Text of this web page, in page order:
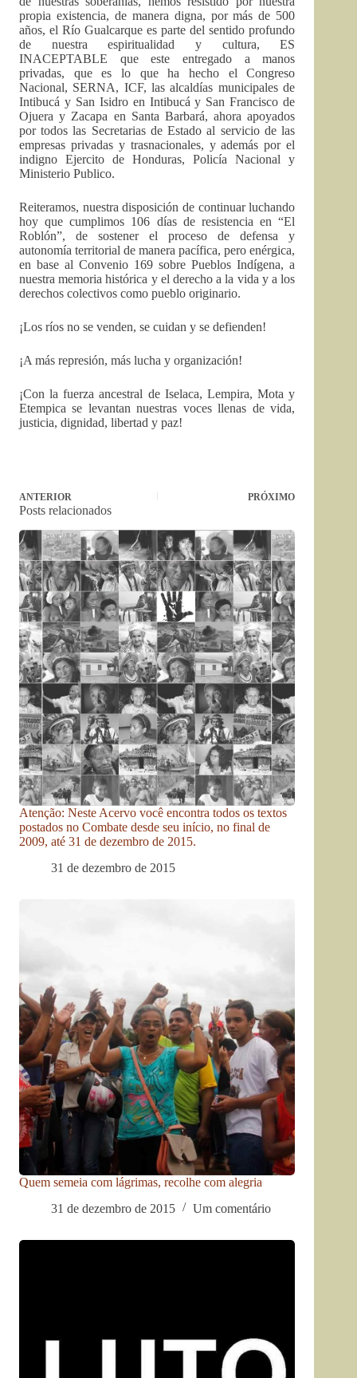
propia existencia, de manera digna, por más de 500
años, el Río Gualcarque es parte del sentido profundo
de nuestra espiritualidad y cultura, ES
INACEPTABLE que este entregado a manos
privadas, que es lo que ha hecho el Congreso
Nacional, SERNA, ICF, las alcaldías municipales de
Intibucá y San Isidro en Intibucá y San Francisco de
Ojuera y Zacapa en Santa Barbará, ahora apoyados
por todos las Secretarias de Estado al servicio de las
empresas privadas y trasnacionales, y además por el
indigno Ejercito de Honduras, Policía Nacional y
Ministerio Publico.
Reiteramos, nuestra disposición de continuar luchando
hoy que cumplimos 106 días de resistencia en “El
Roblón”, de sostener el proceso de defensa y
autonomía territorial de manera pacífica, pero enérgica,
en base al Convenio 169 sobre Pueblos Indígena, a
nuestra memoria histórica y el derecho a la vida y a los
derechos colectivos como pueblo originario.
¡Los ríos no se venden, se cuidan y se defienden!
¡A más represión, más lucha y organización!
¡Con la fuerza ancestral de Iselaca, Lempira, Mota y
Etempica se levantan nuestras voces llenas de vida,
justicia, dignidad, libertad y paz!
ANTERIOR PRÓXIMO
Posts relacionados
Atenção: Neste Acervo você encontra todos os textos
postados no Combate desde seu início, no final de
2009, até 31 de dezembro de 2015.
31 de dezembro de 2015
Quem semeia com lágrimas, recolhe com alegria
31 de dezembro de 2015
Um comentário